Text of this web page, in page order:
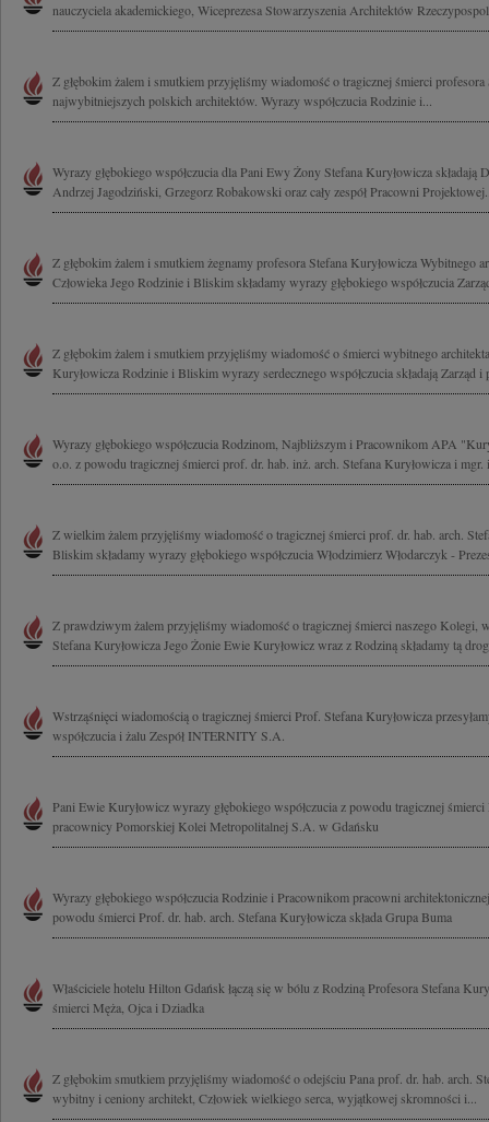
nauczyciela akademickiego, Wiceprezesa Stowarzyszenia Architektów
Z głębokim żalem i smutkiem przyjęliśmy wiadomość o tragicznej śmierci
najwybitniejszych polskich architektów. Wyrazy współczucia Rodzinie i...
Wyrazy głębokiego współczucia dla Pani Ewy Żony Stefana Kuryłowicza składają
Andrzej Jagodziński, Grzegorz Robakowski oraz cały zespół Pracowni
Z głębokim żalem i smutkiem żegnamy profesora Stefana Kuryłowicza Wybitnego
Człowieka Jego Rodzinie i Bliskim składamy wyrazy głębokiego współczucia
Z głębokim żalem i smutkiem przyjęliśmy wiadomość o śmierci wybitnego
Kuryłowicza Rodzinie i Bliskim wyrazy serdecznego współczucia składają Zarząd i
Wyrazy głębokiego współczucia Rodzinom, Najbliższym i Pracownikom APA
o.o. z powodu tragicznej śmierci prof. dr. hab. inż. arch. Stefana Kuryłowicza i mgr.
Z wielkim żalem przyjęliśmy wiadomość o tragicznej śmierci prof. dr. hab. arch.
Bliskim składamy wyrazy głębokiego współczucia Włodzimierz Włodarczyk -
Z prawdziwym żalem przyjęliśmy wiadomość o tragicznej śmierci naszego Kolegi,
Stefana Kuryłowicza Jego Żonie Ewie Kuryłowicz wraz z Rodziną składamy tą
Wstrząśnięci wiadomością o tragicznej śmierci Prof. Stefana Kuryłowicza
współczucia i żalu Zespół INTERNITY S.A.
Pani Ewie Kuryłowicz wyrazy głębokiego współczucia z powodu tragicznej śmierci
pracownicy Pomorskiej Kolei Metropolitalnej S.A. w Gdańsku
Wyrazy głębokiego współczucia Rodzinie i Pracownikom pracowni
powodu śmierci Prof. dr. hab. arch. Stefana Kuryłowicza składa Grupa Buma
Właściciele hotelu Hilton Gdańsk łączą się w bólu z Rodziną Profesora Stefana
śmierci Męża, Ojca i Dziadka
Z głębokim smutkiem przyjęliśmy wiadomość o odejściu Pana prof. dr. hab. arch.
wybitny i ceniony architekt, Człowiek wielkiego serca, wyjątkowej skromności i...